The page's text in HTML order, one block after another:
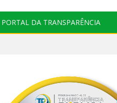
PORTAL DA TRANSPARÊNCIA